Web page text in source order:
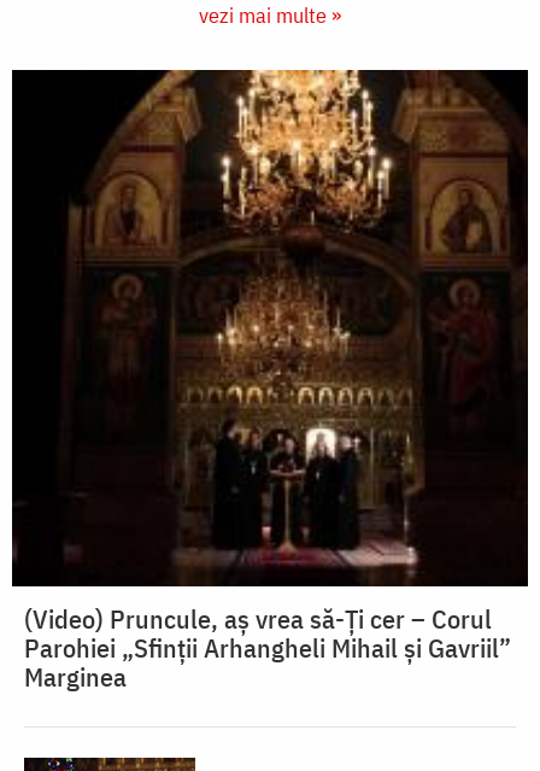
vezi mai multe »
(Video) Pruncule, aș vrea să-Ți cer – Corul
Parohiei „Sfinții Arhangheli Mihail și Gavriil”
Marginea